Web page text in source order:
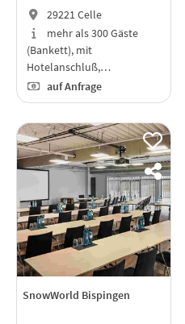
29221 Celle
mehr als 300 Gäste
(Bankett), mit
Hotelanschluß,…
auf Anfrage
SnowWorld Bispingen